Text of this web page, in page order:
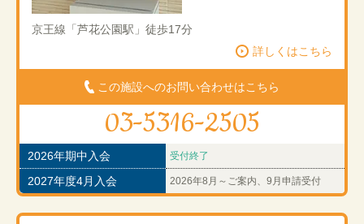
京王線「芦花公園駅」徒歩17分
詳しくはこちら
この施設へのお問い合わせはこちら
03-5316-2505
2026年期中入会 受付終了
2027年度4月入会 2026年8月～ご案内、9月申請受付